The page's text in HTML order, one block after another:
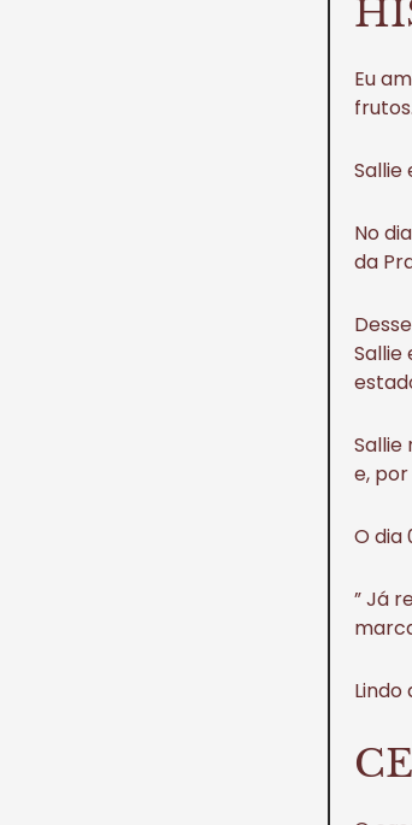
Eu
frutos.
Sallie
No
da
Sallie
Sallie
e, por
O dia
” Já
Lindo